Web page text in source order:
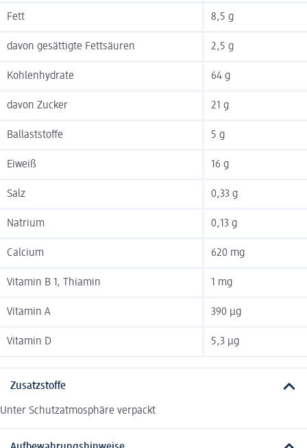
Fett 8,5 g
davon gesättigte Fettsäuren 2,5 g
Kohlenhydrate 64 g
davon Zucker 21 g
Ballaststoffe 5 g
Eiweiß 16 g
Salz 0,33 g
Natrium 0,13 g
Calcium 620 mg
Vitamin B 1, Thiamin 1 mg
Vitamin A 390 µg
Vitamin D 5,3 µg
Zusatzstoffe
Unter Schutzatmosphäre verpackt